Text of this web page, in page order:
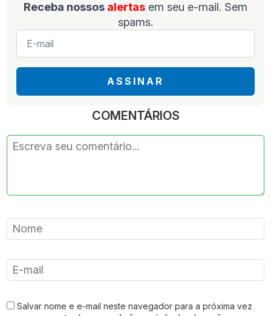
Receba nossos alertas em seu e-mail. Sem
spams.
E-
mail
ASSINAR
COMENTÁRIOS
Salvar nome e e-mail neste navegador para a próxima vez